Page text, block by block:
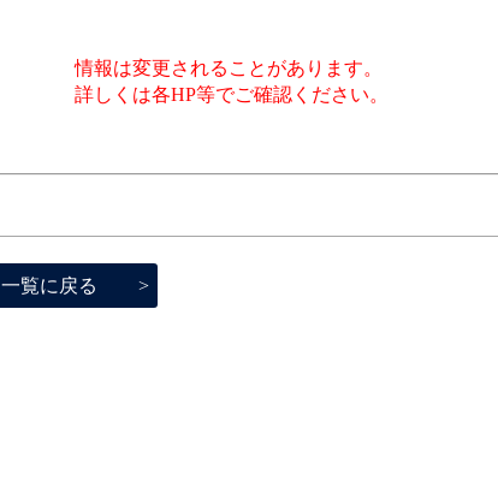
情報は変更されることがあります。
詳しくは各HP等でご確認ください。
一覧に戻る